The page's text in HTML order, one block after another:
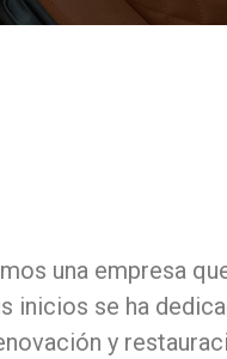
una empresa
inicios se ha
y